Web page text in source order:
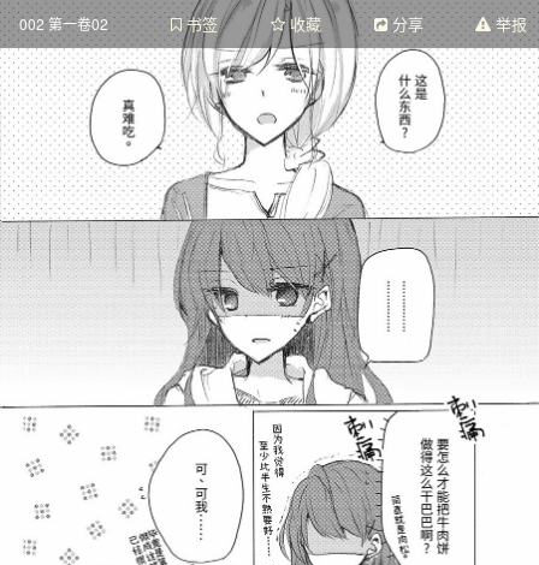
002 第一卷02 书签 收藏 分享 举报